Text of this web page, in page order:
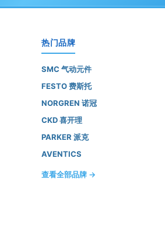
热门品牌
SMC 气动元件
FESTO 费斯托
NORGREN 诺冠
CKD 喜开理
PARKER 派克
AVENTICS
查看全部品牌 →